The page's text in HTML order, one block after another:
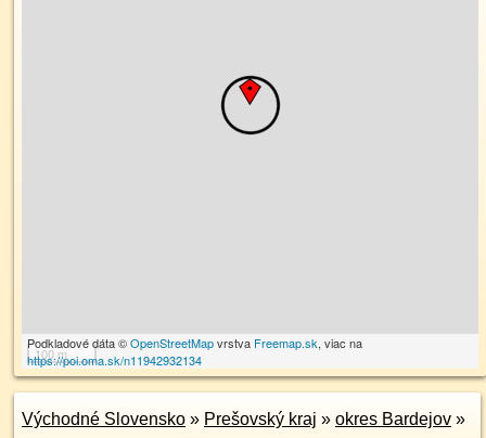
100 m
Podkladové dáta ©OpenStreetMapvrstva Freemap.sk, viac na
https://poi.oma.sk/n11942932134
Východné Slovensko » Prešovský kraj » okres Bardejov »